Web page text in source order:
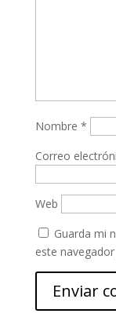
Nombre *
Correo
Web
Guarda mi
este